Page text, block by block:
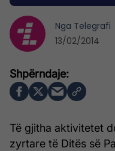
Të gjitha aktivitetet
zyrtare të Ditës së
Nga Telegrafi
13/02/2014